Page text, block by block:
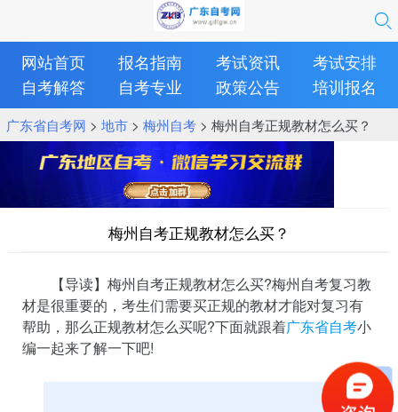
网站首页 报名指南 考试资讯
考试安排
自考解答
自考专业 政策公告 培训报名
广东省自考网 > 地市> 梅州自考> 梅州自考正规教材怎么买？
梅州自考正规教材怎么买？
【导读】梅州自考正规教材怎么买?梅州自考复习教
材是很重要的，考生们需要买正规的教材才能对复习有
帮助，那么正规教材怎么买呢?下面就跟着广东省自考小
编一起来了解一下吧!